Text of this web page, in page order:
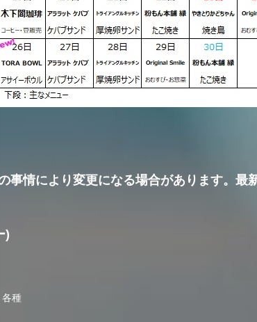
情により変更になる場合があります。最
)
各種